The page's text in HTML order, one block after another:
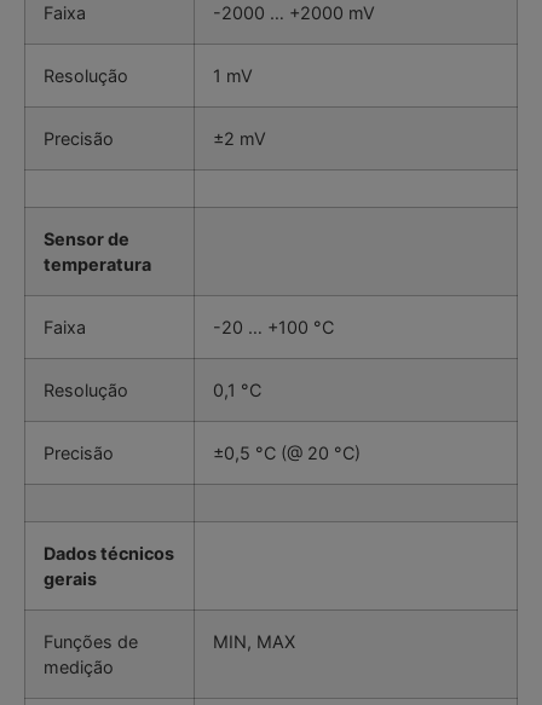
Faixa -2000 … +2000 mV
Resolução 1 mV
Precisão ±2 mV
Sensor de
temperatura
Faixa -20 … +100 °C
Resolução 0,1 °C
Precisão ±0,5 °C (@ 20 °C)
Dados técnicos
gerais
Funções de
medição
MIN, MAX